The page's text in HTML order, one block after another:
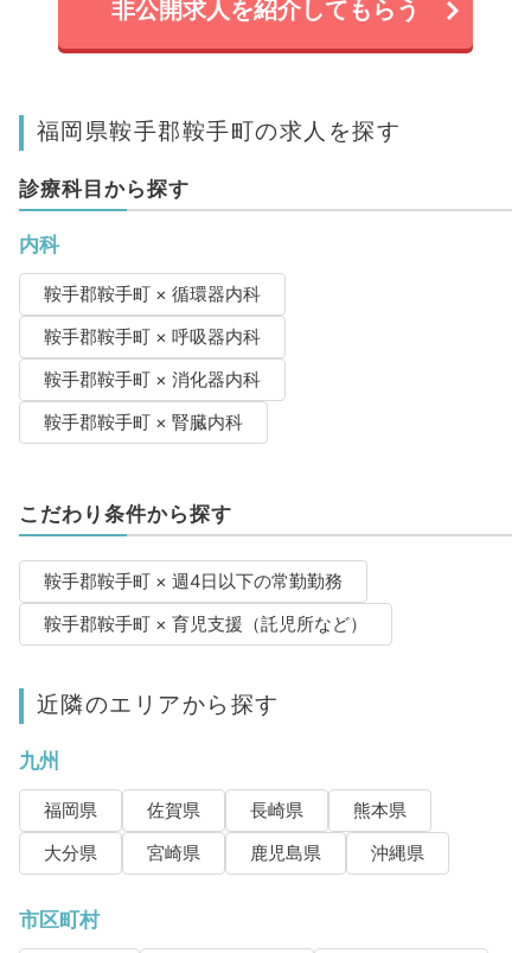
非公開求人を紹介してもらう
福岡県鞍手郡鞍手町の求人を探す
診療科目から探す
内科
鞍手郡鞍手町 × 循環器内科
鞍手郡鞍手町 × 呼吸器内科
鞍手郡鞍手町 × 消化器内科
鞍手郡鞍手町 × 腎臓内科
こだわり条件から探す
鞍手郡鞍手町 × 週4日以下の常勤勤務
鞍手郡鞍手町 × 育児支援（託児所など）
近隣のエリアから探す
九州
福岡県 佐賀県 長崎県
熊本県
大分県
宮崎県 鹿児島県 沖縄県
市区町村